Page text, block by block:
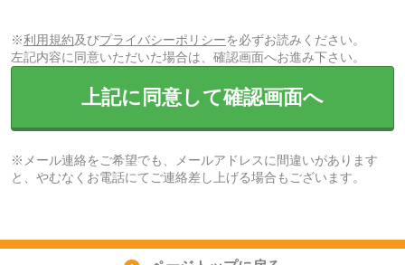
※利用規約及びプライバシーポリシーを必ずお読みください。
左記内容に同意いただいた場合は、確認画面へお進み下さい。
上記に同意して確認画面へ
※メール連絡をご希望でも、メールアドレスに間違いがあります
と、やむなくお電話にてご連絡差し上げる場合もございます。